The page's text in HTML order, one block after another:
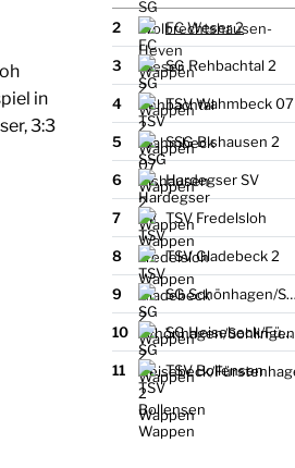
in
3:3
2 FC Weser 2
3 SG Rehbachtal 2
4 TSV Wahmbeck 07
5 SSG Bishausen 2
6 Hardegser SV
7 TSV Fredelsloh
8 TSV Gladebeck 2
9 SG Schönhagen/Sohlingen 2
10 SG Heisebeck/Fürstenhagen 2
11 TSV Bollensen